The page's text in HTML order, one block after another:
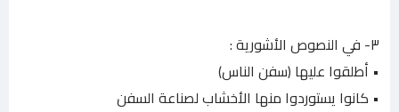
٣- في النصوص الأشورية :
• أطلقوا عليها (سفن الناس)
• كانوا يستوردوا منها الأخشاب لصناعة السفن